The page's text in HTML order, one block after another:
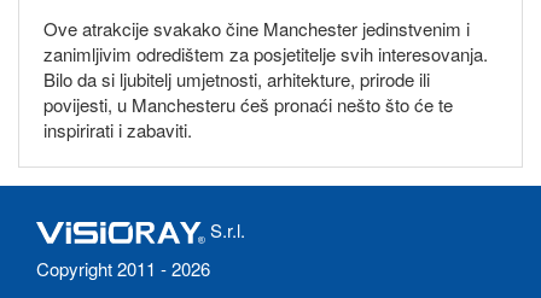
Ove atrakcije svakako čine Manchester jedinstvenim i
zanimljivim odredištem za posjetitelje svih interesovanja.
Bilo da si ljubitelj umjetnosti, arhitekture, prirode ili
povijesti, u Manchesteru ćeš pronaći nešto što će te
inspirirati i zabaviti.
S.r.l.
Copyright 2011 - 2026